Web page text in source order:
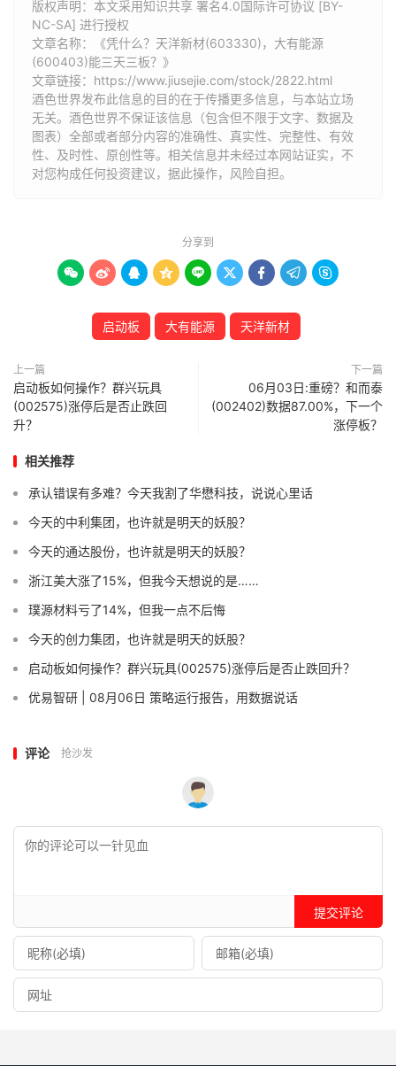
版权声明：本文采用知识共享 署名4.0国际许可协议 [BY-
NC-SA] 进行授权
文章名称：《凭什么？天洋新材(603330)，大有能源
(600403)能三天三板？》
文章链接： https://www.jiusejie.com/stock/2822.html
酒色世界发布此信息的目的在于传播更多信息，与本站立场
无关。酒色世界不保证该信息（包含但不限于文字、数据及
图表）全部或者部分内容的准确性、真实性、完整性、有效
性、及时性、原创性等。相关信息并未经过本网站证实，不
对您构成任何投资建议，据此操作，风险自担。
分享到
        
启动板 大有能源 天洋新材
上一篇
启动板如何操作？群兴玩具
(002575)涨停后是否止跌回
升？
下一篇
06月03日:重磅？和而泰
(002402)数据87.00%，下一个
涨停板？
相关推荐
承认错误有多难？今天我割了华懋科技，说说心里话
今天的中利集团，也许就是明天的妖股？
今天的通达股份，也许就是明天的妖股？
浙江美大涨了15%，但我今天想说的是……
璞源材料亏了14%，但我一点不后悔
今天的创力集团，也许就是明天的妖股？
启动板如何操作？群兴玩具(002575)涨停后是否止跌回升？
优易智研 | 08月06日 策略运行报告，用数据说话
评论 抢沙发
提交评论